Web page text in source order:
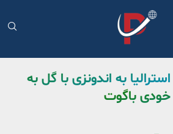
به اندونزی با گل به
خودی باگوت